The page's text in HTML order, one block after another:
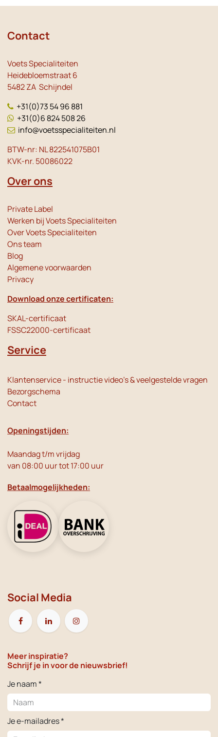
Contact
Voets Specialiteiten
Heidebloemstraat 6
5482 ZA Schijndel
+31(0)73 54 96 881
+31(0)6 824 508 26
info@voetsspecialiteiten.nl
BTW-nr: NL 822541075B01
KVK-nr. 50086022
Over ons
Private Label
Werken bij Voets Specialiteiten
Over Voets Specialiteiten
Ons team
Blog
Algemene voorwaarden
Privacy
Download onze certificaten:
SKAL-certificaat
FSSC22000-certificaat
Service
Klantenservice - instructie video's & veelgestelde vragen
Bezorgschema
Contact
Openingstijden:
Maandag t/m vrijdag
van 08:00 uur tot 17:00 uur
Betaalmogelijkheden:
Social Media
Meer inspiratie?
Schrijf je in voor de nieuwsbrief!
Je naam *
Je e-mailadres *